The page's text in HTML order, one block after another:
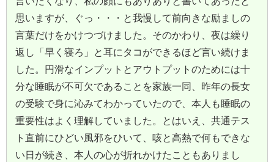
思いますが、ぐっ・・・と我慢して前向きな励ましの
言葉だけをかけつづけました。そのかわり、夜は繰り
返し「早く寝ろ」と耳にタコができるほど言い続けま
した。円滑なインプットとアウトプットのためには十
分な睡眠が不可欠であることを家族一同、昨年の長女
の受験で身に沁みてわかっていたので、本人も睡眠の
重要性はよく理解していました。とはいえ、共通テス
ト直前にひどい風邪をひいて、咳と高熱で何もできな
い日が続き、本人の心が折れかけたこともありまし